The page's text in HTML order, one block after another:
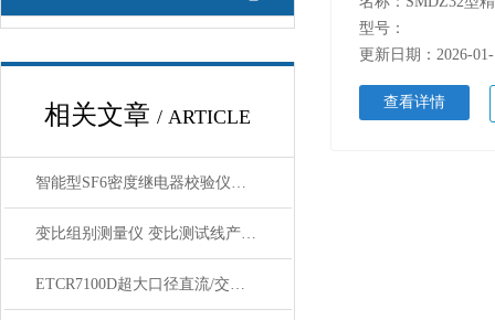
相关文章 / ARTICLE
智能型SF6密度继电器校验仪功能 . 特点
变比组别测量仪 变比测试线产品特性
ETCR7100D超大口径直流/交流钳形电流表现场使用方法
型号：
更新日期：2026-
查看详情